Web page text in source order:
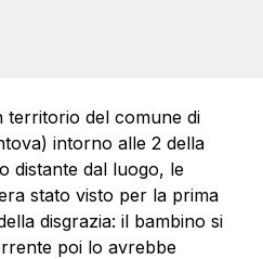
del comune di
intorno alle 2 della
distante dal luogo, le
stato visto per la prima
disgrazia: il bambino si
poi lo avrebbe